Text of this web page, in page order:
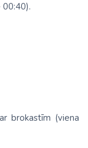
00:40).
brokastīm (viena